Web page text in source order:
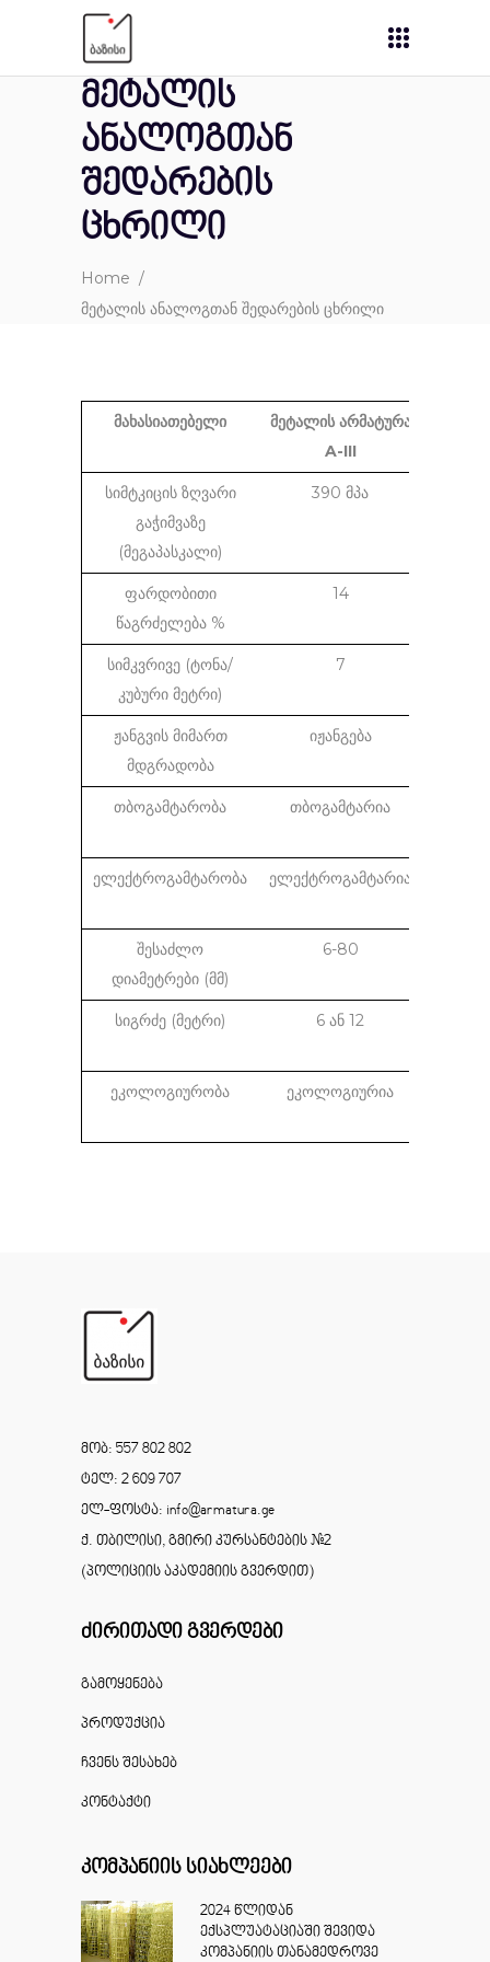
მეტალის
ანალოგთან
შედარების
ცხრილი
Home /
მეტალის ანალოგთან შედარების ცხრილი
მახასიათებელი
მეტალის არმატურა
A-III
სიმტკიცის ზღვარი
გაჭიმვაზე
(მეგაპასკალი)
390 მპა
ფარდობითი
წაგრძელება %
14
სიმკვრივე (ტონა/
კუბური მეტრი)
7
ჟანგვის მიმართ
მდგრადობა
იჟანგება
თბოგამტარობა თბოგამტარია
ელექტროგამტარობა ელექტროგამტარია
შესაძლო
დიამეტრები (მმ)
6-80
სიგრძე (მეტრი) 6 ან 12
ეკოლოგიურობა ეკოლოგიურია
მობ: 557 802 802
ტელ: 2 609 707
ელ-ფოსტა: info@armatura.ge
ქ. თბილისი, გმირი კურსანტების #2
(პოლიციის აკადემიის გვერდით)
ძირითადი გვერდები
გამოყენება
პროდუქცია
ჩვენს შესახებ
კონტაქტი
კომპანიის სიახლეები
2024 წლიდან
ექსპლუატაციაში შევიდა
კომპანიის თანამედროვე